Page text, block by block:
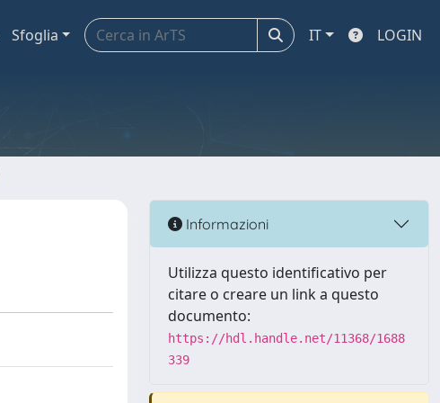
Sfoglia IT LOGIN
Informazioni
Utilizza questo identificativo per
citare o creare un link a questo
documento:
https://hdl.handle.net/11368/1688
339